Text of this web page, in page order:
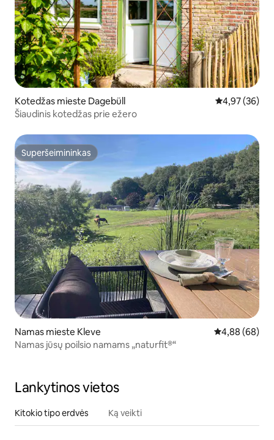
Kotedžas mieste Dagebüll Vidutinis
4,97 (36)
Šiaudinis kotedžas prie ežero
Superšeimininkas
Superšeimininkas
Namas mieste Kleve Vidutinis
4,88 (68)
Namas jūsų poilsio namams „naturfit®“
Lankytinos vietos
Kitokio tipo erdvės Ką veikti